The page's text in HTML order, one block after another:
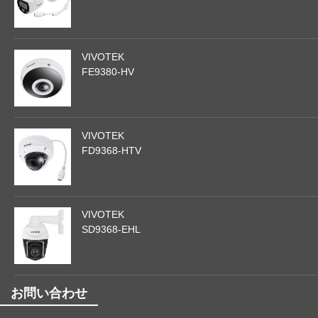
VIVOTEK
FE9380-HV
VIVOTEK
FD9368-HTV
VIVOTEK
SD9368-EHL
お問い合わせ